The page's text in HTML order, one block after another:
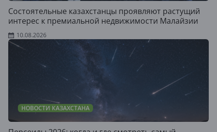
Состоятельные казахстанцы проявляют растущий
интерес к премиальной недвижимости Малайзии
10.08.2026
НОВОСТИ КАЗАХСТАНА